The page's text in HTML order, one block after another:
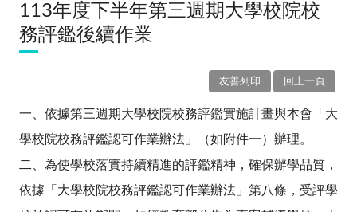
113年度下半年第三週期大學校院校
務評鑑後續作業
回上一頁
友善列印
一、依據第三週期大學校院校務評鑑實施計畫與本會「大
學校院校務評鑑認可作業辦法」（如附件一）辦理。
二、為使學校落實持續精進的評鑑精神，確保辦學品質，
依據「大學校院校務評鑑認可作業辦法」第八條，受評學